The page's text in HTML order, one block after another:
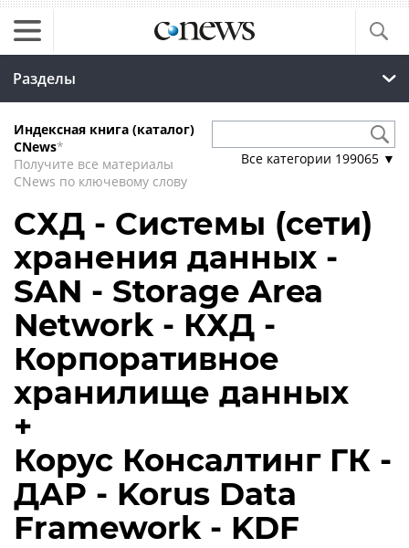
Разделы
Индексная книга (каталог)
CNews*
Получите все материалы
CNews по ключевому слову
Все категории 199065 ▼
СХД - Системы (сети)
хранения данных -
SAN - Storage Area
Network - КХД -
Корпоративное
хранилище данных
+
Корус Консалтинг ГК -
ДАР - Korus Data
Framework - KDF